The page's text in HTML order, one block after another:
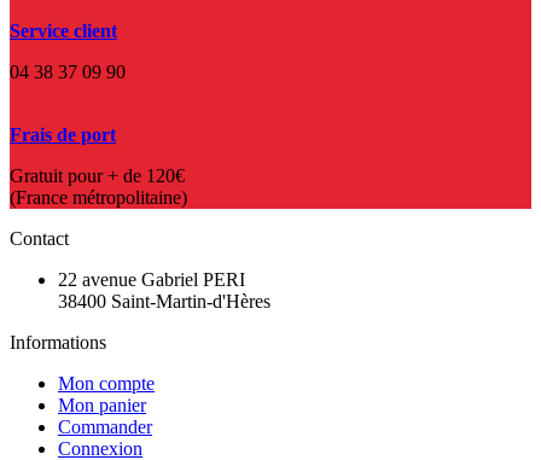
Service client
04 38 37 09 90
Frais de port
Gratuit pour + de 120€
(France métropolitaine)
Contact
22 avenue Gabriel PERI
38400 Saint-Martin-d'Hères
Informations
Mon compte
Mon panier
Commander
Connexion